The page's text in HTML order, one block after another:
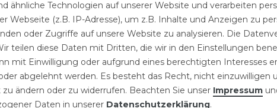
nicht erforderlich
zur Reparatur an
von
Druckluft oder auch
Verschraubungen
geeignet. Die
ähnliche Technologien auf unserer Website und verarbeiten
Webseite (z.B. IP-Adresse), um z.B. Inhalte und Anzeigen zu
oder Zugriffe auf unsere Website zu analysieren. Die
teilen diese Daten mit Dritten, die wir in den Einstellungen
mit Einwilligung oder aufgrund eines berechtigten Interesses
abgelehnt werden. Es besteht das Recht, nicht einzuwilligen
ändern oder zu widerrufen. Beachten Sie unser Impressum
Daten in unserer Daten­schutz­erklärung.